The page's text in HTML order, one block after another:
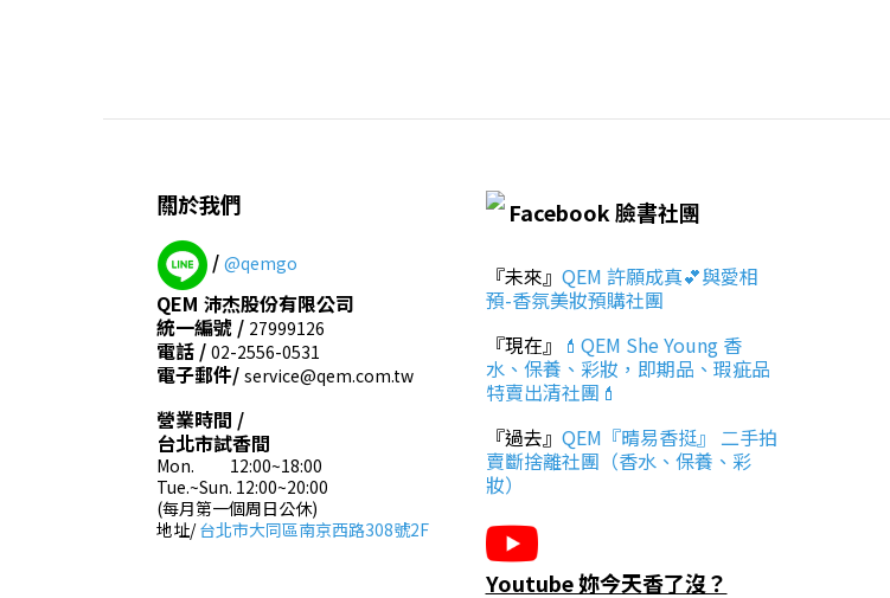
關於我們
/ @qemgo
QEM 沛杰股份有限公司
統一編號 / 27999126
電話 / 02-2556-0531
電子郵件/ service@qem.com.tw
營業時間 /
台北市試香間
Mon. 12:00~18:00
Tue.~Sun. 12:00~20:00
(每月第一個周日公休)
地址/台北市大同區南京西路308號2F
Facebook 臉書社團
『未來』 QEM 許願成真💕與愛相
預-香氛美妝預購社團
『現在』 💄QEM She Young 香
水、保養、彩妝，即期品、瑕疵品
特賣出清社團💄
『過去』 QEM『晴易香挺』 二手拍
賣斷捨離社團（香水、保養、彩
妝）
Youtube 妳今天香了沒？